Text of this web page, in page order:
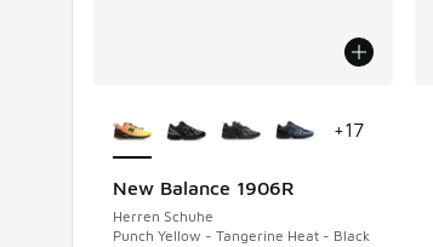
New Balance 1906R
Herren Schuhe
Punch Yellow - Tangerine Heat - Black
SPARE 34 €
+17